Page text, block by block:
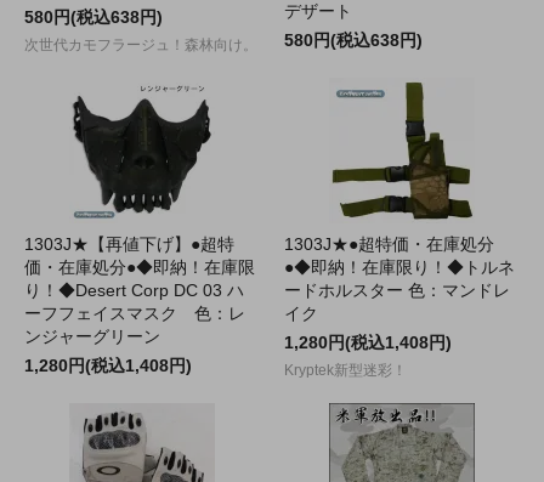
580円(税込638円)
次世代カモフラージュ！森林向け。
デザート
580円(税込638円)
1303J★【再値下げ】●超特
価・在庫処分●◆即納！在庫限
り！◆Desert Corp DC 03 ハ
ーフフェイスマスク 色：レ
ンジャーグリーン
1,280円(税込1,408円)
1303J★●超特価・在庫処分
●◆即納！在庫限り！◆トルネ
ードホルスター 色：マンドレ
イク
1,280円(税込1,408円)
Kryptek新型迷彩！